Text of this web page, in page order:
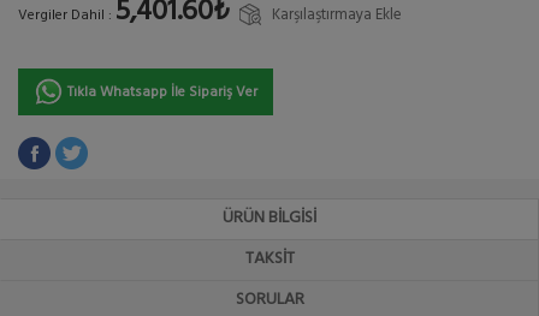
Vergiler Dahil : 5,401.60₺ Karşılaştırmaya Ekle
Tıkla Whatsapp İle Sipariş Ver
ÜRÜN BILGISI
TAKSIT
SORULAR